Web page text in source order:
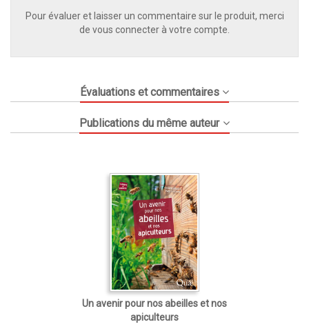
Pour évaluer et laisser un commentaire sur le produit, merci
de vous connecter à votre compte.
Évaluations et commentaires
Publications du même auteur
Un avenir pour nos abeilles et nos
apiculteurs